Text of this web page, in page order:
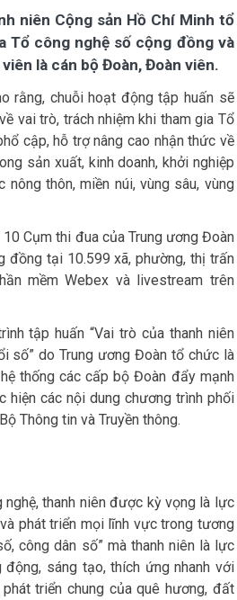
niên Cộng sản Hồ Chí Minh tổ
Tổ công nghệ số cộng đồng và
là cán bộ Đoàn, Đoàn viên.
rằng, chuỗi hoạt động tập huấn sẽ
vai trò, trách nhiệm khi tham gia Tổ
cập, hỗ trợ nâng cao nhận thức về
sản xuất, kinh doanh, khởi nghiệp
thôn, miền núi, vùng sâu, vùng
Cụm thi đua của Trung ương Đoàn
đồng tại 10.599 xã, phường, thị trấn
mềm Webex và livestream trên
tập huấn “Vai trò của thanh niên
số” do Trung ương Đoàn tổ chức là
thống các cấp bộ Đoàn đẩy mạnh
các nội dung chương trình phối
Thông tin và Truyền thông.
thanh niên được kỳ vọng là lực
phát triển mọi lĩnh vực trong tương
công dân số” mà thanh niên là lực
sáng tạo, thích ứng nhanh với
triển chung của quê hương, đất